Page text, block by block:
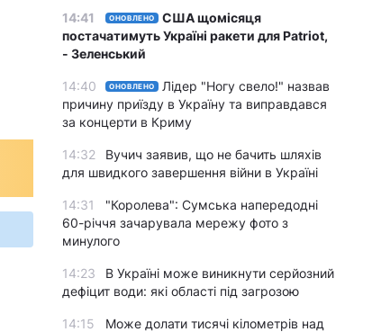
14:41 ОНОВЛЕНО
США щомісяця
постачатимуть Україні ракети для Patriot,
- Зеленський
14:40 ОНОВЛЕНО
Лідер "Ногу свело!" назвав
причину приїзду в Україну та виправдався
за концерти в Криму
14:32
Вучич заявив, що не бачить шляхів
для швидкого завершення війни в Україні
14:31
"Королева": Сумська напередодні
60-річчя зачарувала мережу фото з
минулого
14:23
В Україні може виникнути серйозний
дефіцит води: які області під загрозою
14:15
Може долати тисячі кілометрів над